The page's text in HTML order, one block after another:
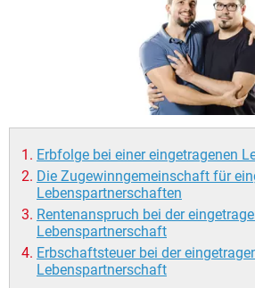
Erbfolge bei einer eingetragenen
Die Zugewinngemeinschaft für
Lebenspartnerschaften
Rentenanspruch bei der
Lebenspartnerschaft
Erbschaftsteuer bei der
Lebenspartnerschaft